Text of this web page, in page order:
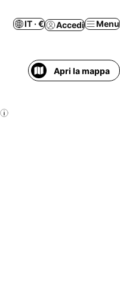
IT · € Accedi Menu
Apri la mappa